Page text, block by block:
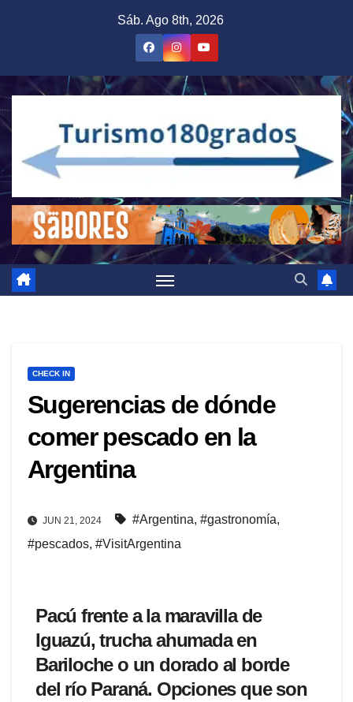
Sáb. Ago 8th, 2026
CHECK IN
Sugerencias de dónde
comer pescado en la
Argentina
JUN 21, 2024 #Argentina, #gastronomía,
#pescados, #VisitArgentina
Pacú frente a la maravilla de
Iguazú, trucha ahumada en
Bariloche o un dorado al borde
del río Paraná. Opciones que son